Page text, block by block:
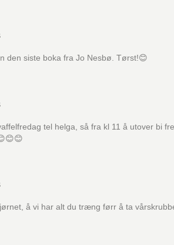
den siste boka fra Jo Nesbø. Tørst!😊
tel helga, så fra kl 11 å utover bi
å vi har alt du træng førr å ta